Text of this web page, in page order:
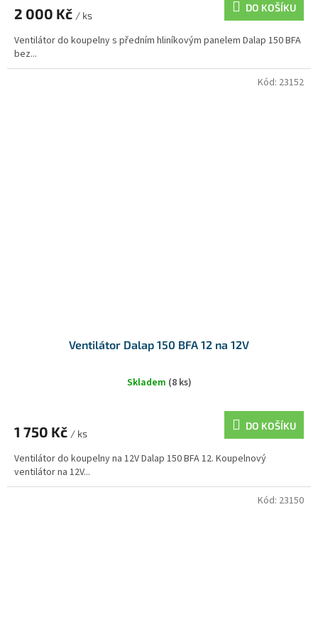
2 000 Kč / ks
DO KOŠÍKU
Ventilátor do koupelny s předním hliníkovým panelem Dalap 150 BFA
bez...
Ventilátor Dalap 150 BFA 12 na 12V
Skladem (8 ks)
1 750 Kč / ks
DO KOŠÍKU
Ventilátor do koupelny na 12V Dalap 150 BFA 12. Koupelnový
ventilátor na 12V...
Kód: 23152
Kód: 23150